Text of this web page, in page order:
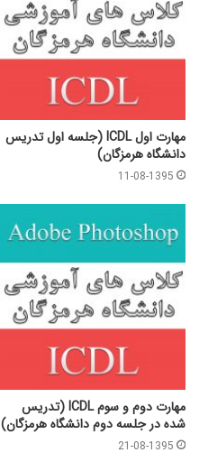
مهارت اول ICDL (جلسه اول تدریس
دانشگاه هرمزگان)
11-08-1395
مهارت دوم و سوم ICDL (تدریس
شده در جلسه دوم دانشگاه هرمزگان)
21-08-1395